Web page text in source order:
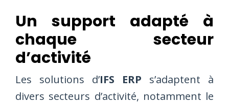
Un support adapté à
chaque secteur
d’activité
Les solutions d’IFS ERP s’adaptent à
divers secteurs d’activité, notamment le